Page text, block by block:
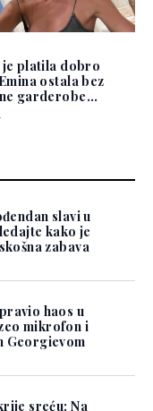
je platila dobro
ostala bez
garderobe
više od 50.000
slavi u
kako je
zabava
haos u
mikrofon i
Georgievom
sreću: Na